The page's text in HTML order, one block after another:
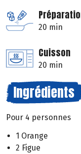
20 min
Cuisson
20 min
Ingrédients
Pour 4 personnes
1 Orange
2 Figue